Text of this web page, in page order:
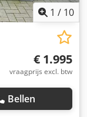
1 / 10
€ 1.995
vraagprijs excl. btw
Bellen